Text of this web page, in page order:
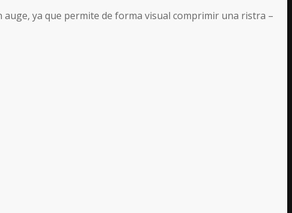
ya que permite de forma visual comprimir una ristra –